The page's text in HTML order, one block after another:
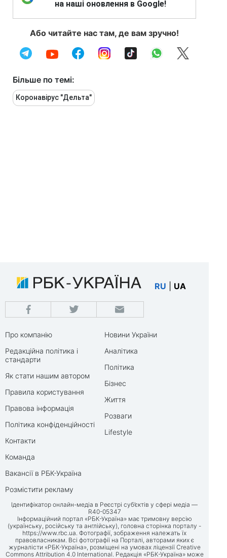
на наші оновлення в Google!
Або читайте нас там, де вам зручно!
Більше по темі:
Коронавірус "Дельта"
RU UA
Про компанію
Редакційна політика і
стандарти
Як стати нашим автором
Правила користування
Правова інформація
Політика конфіденційності
Контакти
Команда
Вакансії в РБК-Україна
Розмістити рекламу
Новини України
Аналітика
Політика
Бізнес
Життя
Розваги
Lifestyle
Ідентифікатор онлайн-медіа в Реєстрі суб’єктів у сфері медіа —
R40-05347
Інформаційний портал «РБК-Україна» має тримовну версію
(українську, російську та англійську), головна сторінка порталу -
https://www.rbc.ua. Фотографії, зображення належать їх
правовласникам. Всі фотографії на Порталі, авторами яких є
журналісти «РБК-Україна», розміщені на умовах ліцензії Creative
Commons Attribution 4.0 International. Редакція «РБК-Україна» може